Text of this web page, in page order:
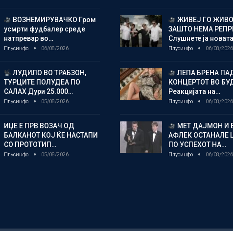
ВОЗНЕМИРУВАЧКО Гром
усмрти фудбалер среде
натпревар во…
Плусинфо 06/08/2026
ЛУДИЛО ВО ТРАБЗОН,
ТУРЦИТЕ ПОЛУДЕА ПО
САЛАХ Дури 25.000…
Плусинфо 05/08/2026
ИЏЕ Е ПРВ ВОЗАЧ ОД
БАЛКАНОТ КОЈ ЌЕ НАСТАПИ
СО ПРОТОТИП…
Плусинфо 05/08/2026
ЖИВЕЈ ГО
ЗАШТО НЕМА
Слушнете ја
Плусинфо 06/08/2026
ЛЕПА БРЕНА
КОНЦЕРТОТ ВО
Реакцијата на…
Плусинфо 06/08/2026
МЕТ ДАЈМОН И
АФЛЕК ОСТАНАЛЕ
ПО УСПЕХОТ НА…
Плусинфо 06/08/2026